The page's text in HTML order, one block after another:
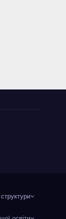
структури